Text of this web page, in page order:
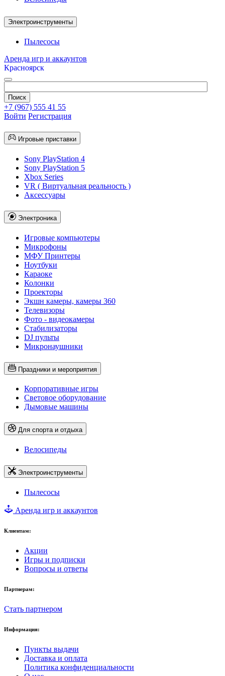
Электроинструменты
Пылесосы
Аренда игр и аккаунтов
Красноярск
+7 (967) 555 41 55
Войти Регистрация
Игровые приставки
Sony PlayStation 4
Sony PlayStation 5
Xbox Series
VR ( Виртуальная реальность )
Аксессуары
Электроника
Игровые компьютеры
Микрофоны
МФУ Принтеры
Ноутбуки
Караоке
Колонки
Проекторы
Экшн камеры, камеры 360
Телевизоры
Фото - видеокамеры
Стабилизаторы
DJ пульты
Микронаушники
Праздники и мероприятия
Корпоративные игры
Световое оборудование
Дымовые машины
Для спорта и отдыха
Велосипеды
Электроинструменты
Пылесосы
Аренда игр и аккаунтов
Клиентам:
Акции
Игры и подписки
Вопросы и ответы
Партнерам:
Стать партнером
Информация:
Пункты выдачи
Доставка и оплата
Политика конфиденциальности